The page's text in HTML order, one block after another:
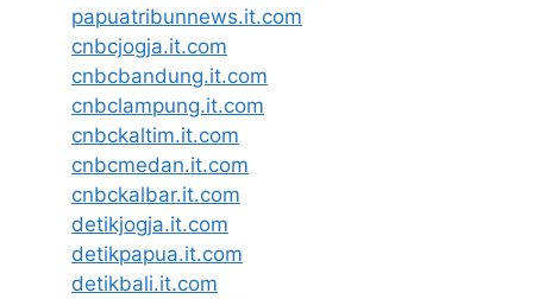
papuatribunnews.it.com
cnbcjogja.it.com
cnbcbandung.it.com
cnbclampung.it.com
cnbckaltim.it.com
cnbcmedan.it.com
cnbckalbar.it.com
detikjogja.it.com
detikpapua.it.com
detikbali.it.com